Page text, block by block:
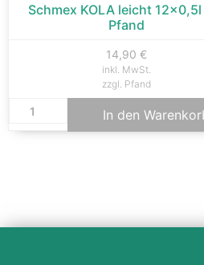
Schmex KOLA leicht 12×0,5l
Pfand
14,90 €
inkl. MwSt.
zzgl. Pfand
In den